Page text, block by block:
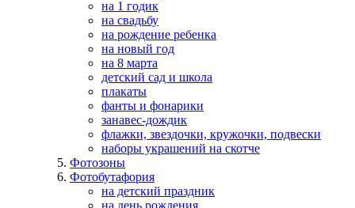
на 1 годик
на свадьбу
на рождение ребенка
на новый год
на 8 марта
детский сад и школа
плакаты
фанты и фонарики
занавес-дождик
флажки, звездочки, кружочки, подвески
наборы украшений на скотче
Фотозоны
Фотобутафория
на детский праздник
на день рождения